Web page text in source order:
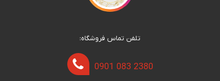
تلفن تماس فروشگاه:
0901 083 2380